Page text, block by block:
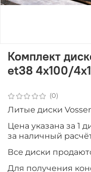
(0)
Комплект
et38 4x100/
Литые диски
Цена указана за 1
за наличный
Все диски
Для получения